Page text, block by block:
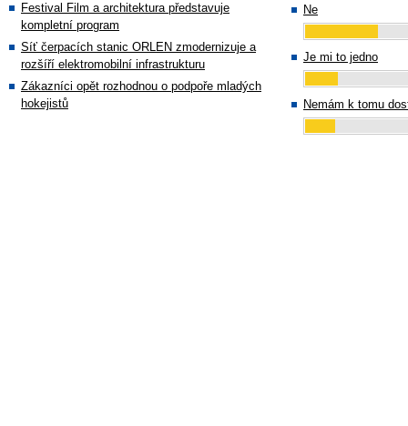
Festival Film a architektura představuje
kompletní program
Síť čerpacích stanic ORLEN zmodernizuje a
rozšíří elektromobilní infrastrukturu
Zákazníci opět rozhodnou o podpoře mladých
hokejistů
Ne
Je mi to jedno
Nemám k tomu